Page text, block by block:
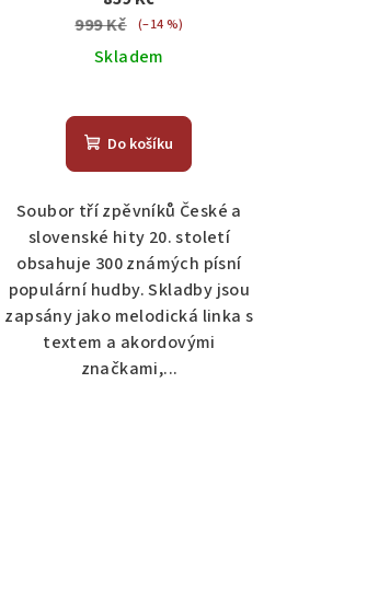
999 Kč
(–14 %)
Skladem
Do košíku
Soubor tří zpěvníků České a
slovenské hity 20. století
obsahuje 300 známých písní
populární hudby. Skladby jsou
zapsány jako melodická linka s
textem a akordovými
značkami,...